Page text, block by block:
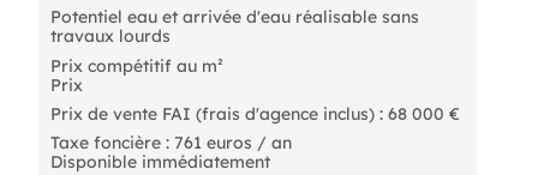
Potentiel eau et arrivée d'eau réalisable sans
travaux lourds
Prix compétitif au m²
Prix
Prix de vente FAI (frais d'agence inclus) : 68 000 €
Taxe foncière : 761 euros / an
Disponible immédiatement